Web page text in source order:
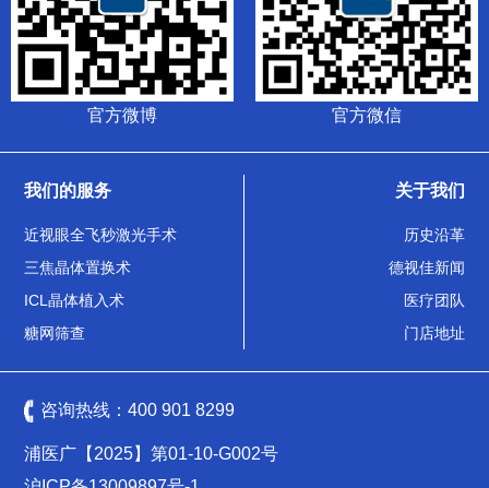
官方微博 官方微信
我们的服务
近视眼全飞秒激光手术
三焦晶体置换术
ICL晶体植入术
糖网筛查
关于我们
历史沿革
德视佳新闻
医疗团队
门店地址
咨询热线：400 901 8299
浦医广【2025】第01-10-G002号